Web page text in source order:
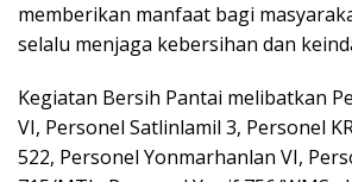
memberikan manfaat bagi
selalu menjaga kebersihan dan
Kegiatan Bersih Pantai melibatkan
VI, Personel Satlinlamil 3, Personel
522, Personel Yonmarhanlan VI,